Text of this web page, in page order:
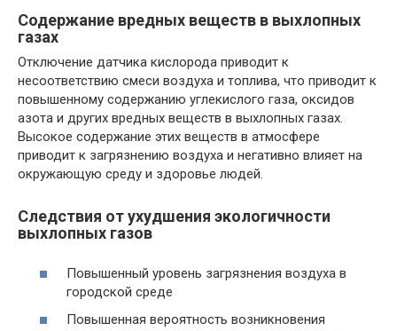
Содержание вредных веществ в выхлопных
газах
Отключение датчика кислорода приводит к
несоответствию смеси воздуха и топлива, что приводит к
повышенному содержанию углекислого газа, оксидов
азота и других вредных веществ в выхлопных газах.
Высокое содержание этих веществ в атмосфере
приводит к загрязнению воздуха и негативно влияет на
окружающую среду и здоровье людей.
Следствия от ухудшения экологичности
выхлопных газов
Повышенный уровень загрязнения воздуха в
городской среде
Повышенная вероятность возникновения